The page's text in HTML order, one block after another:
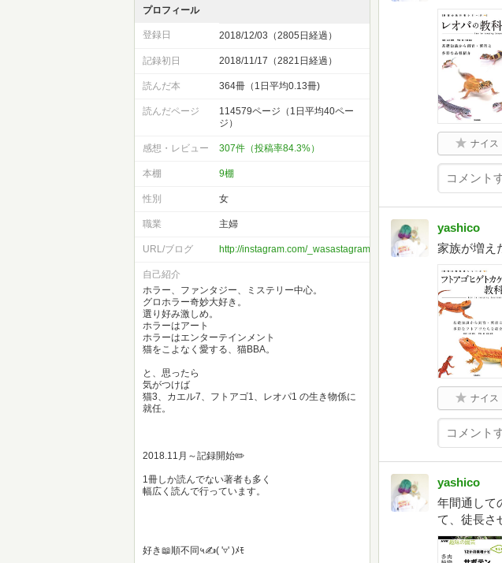
ナイス
yashico
家族が増え
ナイス
yashico
年間通して
て、徒長さ
プロフィール
登録日 2018/12/03（2805日経過）
記録初日 2018/11/17（2821日経過）
読んだ本 364冊（1日平均0.13冊)
読んだページ
114579ページ（1日平均40ペー
ジ）
感想・レビュー 307件（投稿率84.3%）
本棚 9棚
性別 女
職業 主婦
URL/ブログ http://instagram.com/_wasastagram_
自己紹介
ホラー、ファンタジー、ミステリー中心。
グロホラー奇妙大好き。
選り好み激しめ。
ホラーはアート
ホラーはエンターテインメント
猫をこよなく愛する、猫BBA。
と、思ったら
気がつけば
猫3、カエル7、フトアゴ1、レオパ1 の生き物係に
就任。
2018.11月～記録開始✏️
1冊しか読んでない著者も多く
幅広く読んで行っています。
好き📖順不同५✍( '▿' )ﾒﾓ